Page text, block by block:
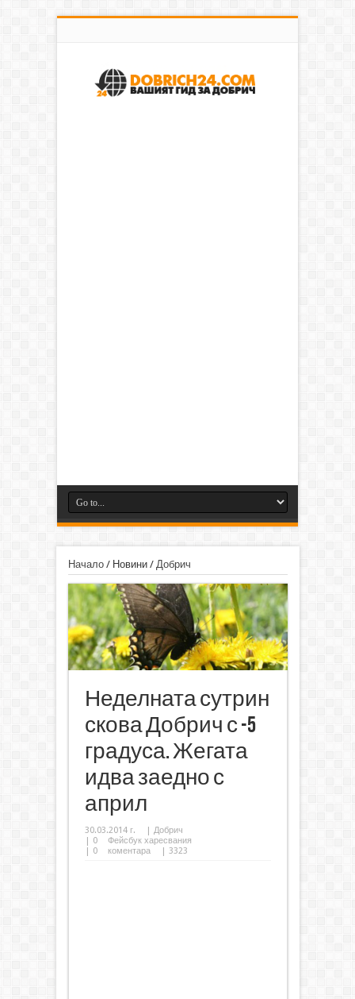
Начало/ Новини/ Добрич
Неделната сутрин
скова Добрич с -5
градуса. Жегата
идва заедно с
април
30.03.2014 г. | Добрич
| 0
Фейсбук харесвания
| 0 коментара | 3323